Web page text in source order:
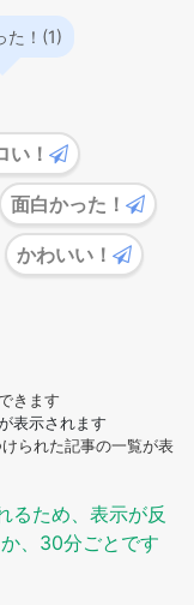
た！(1)
い！
面白かった！
かわいい！
きます
表示されます
られた記事の一覧が表
るため、表示が反
、30分ごとです